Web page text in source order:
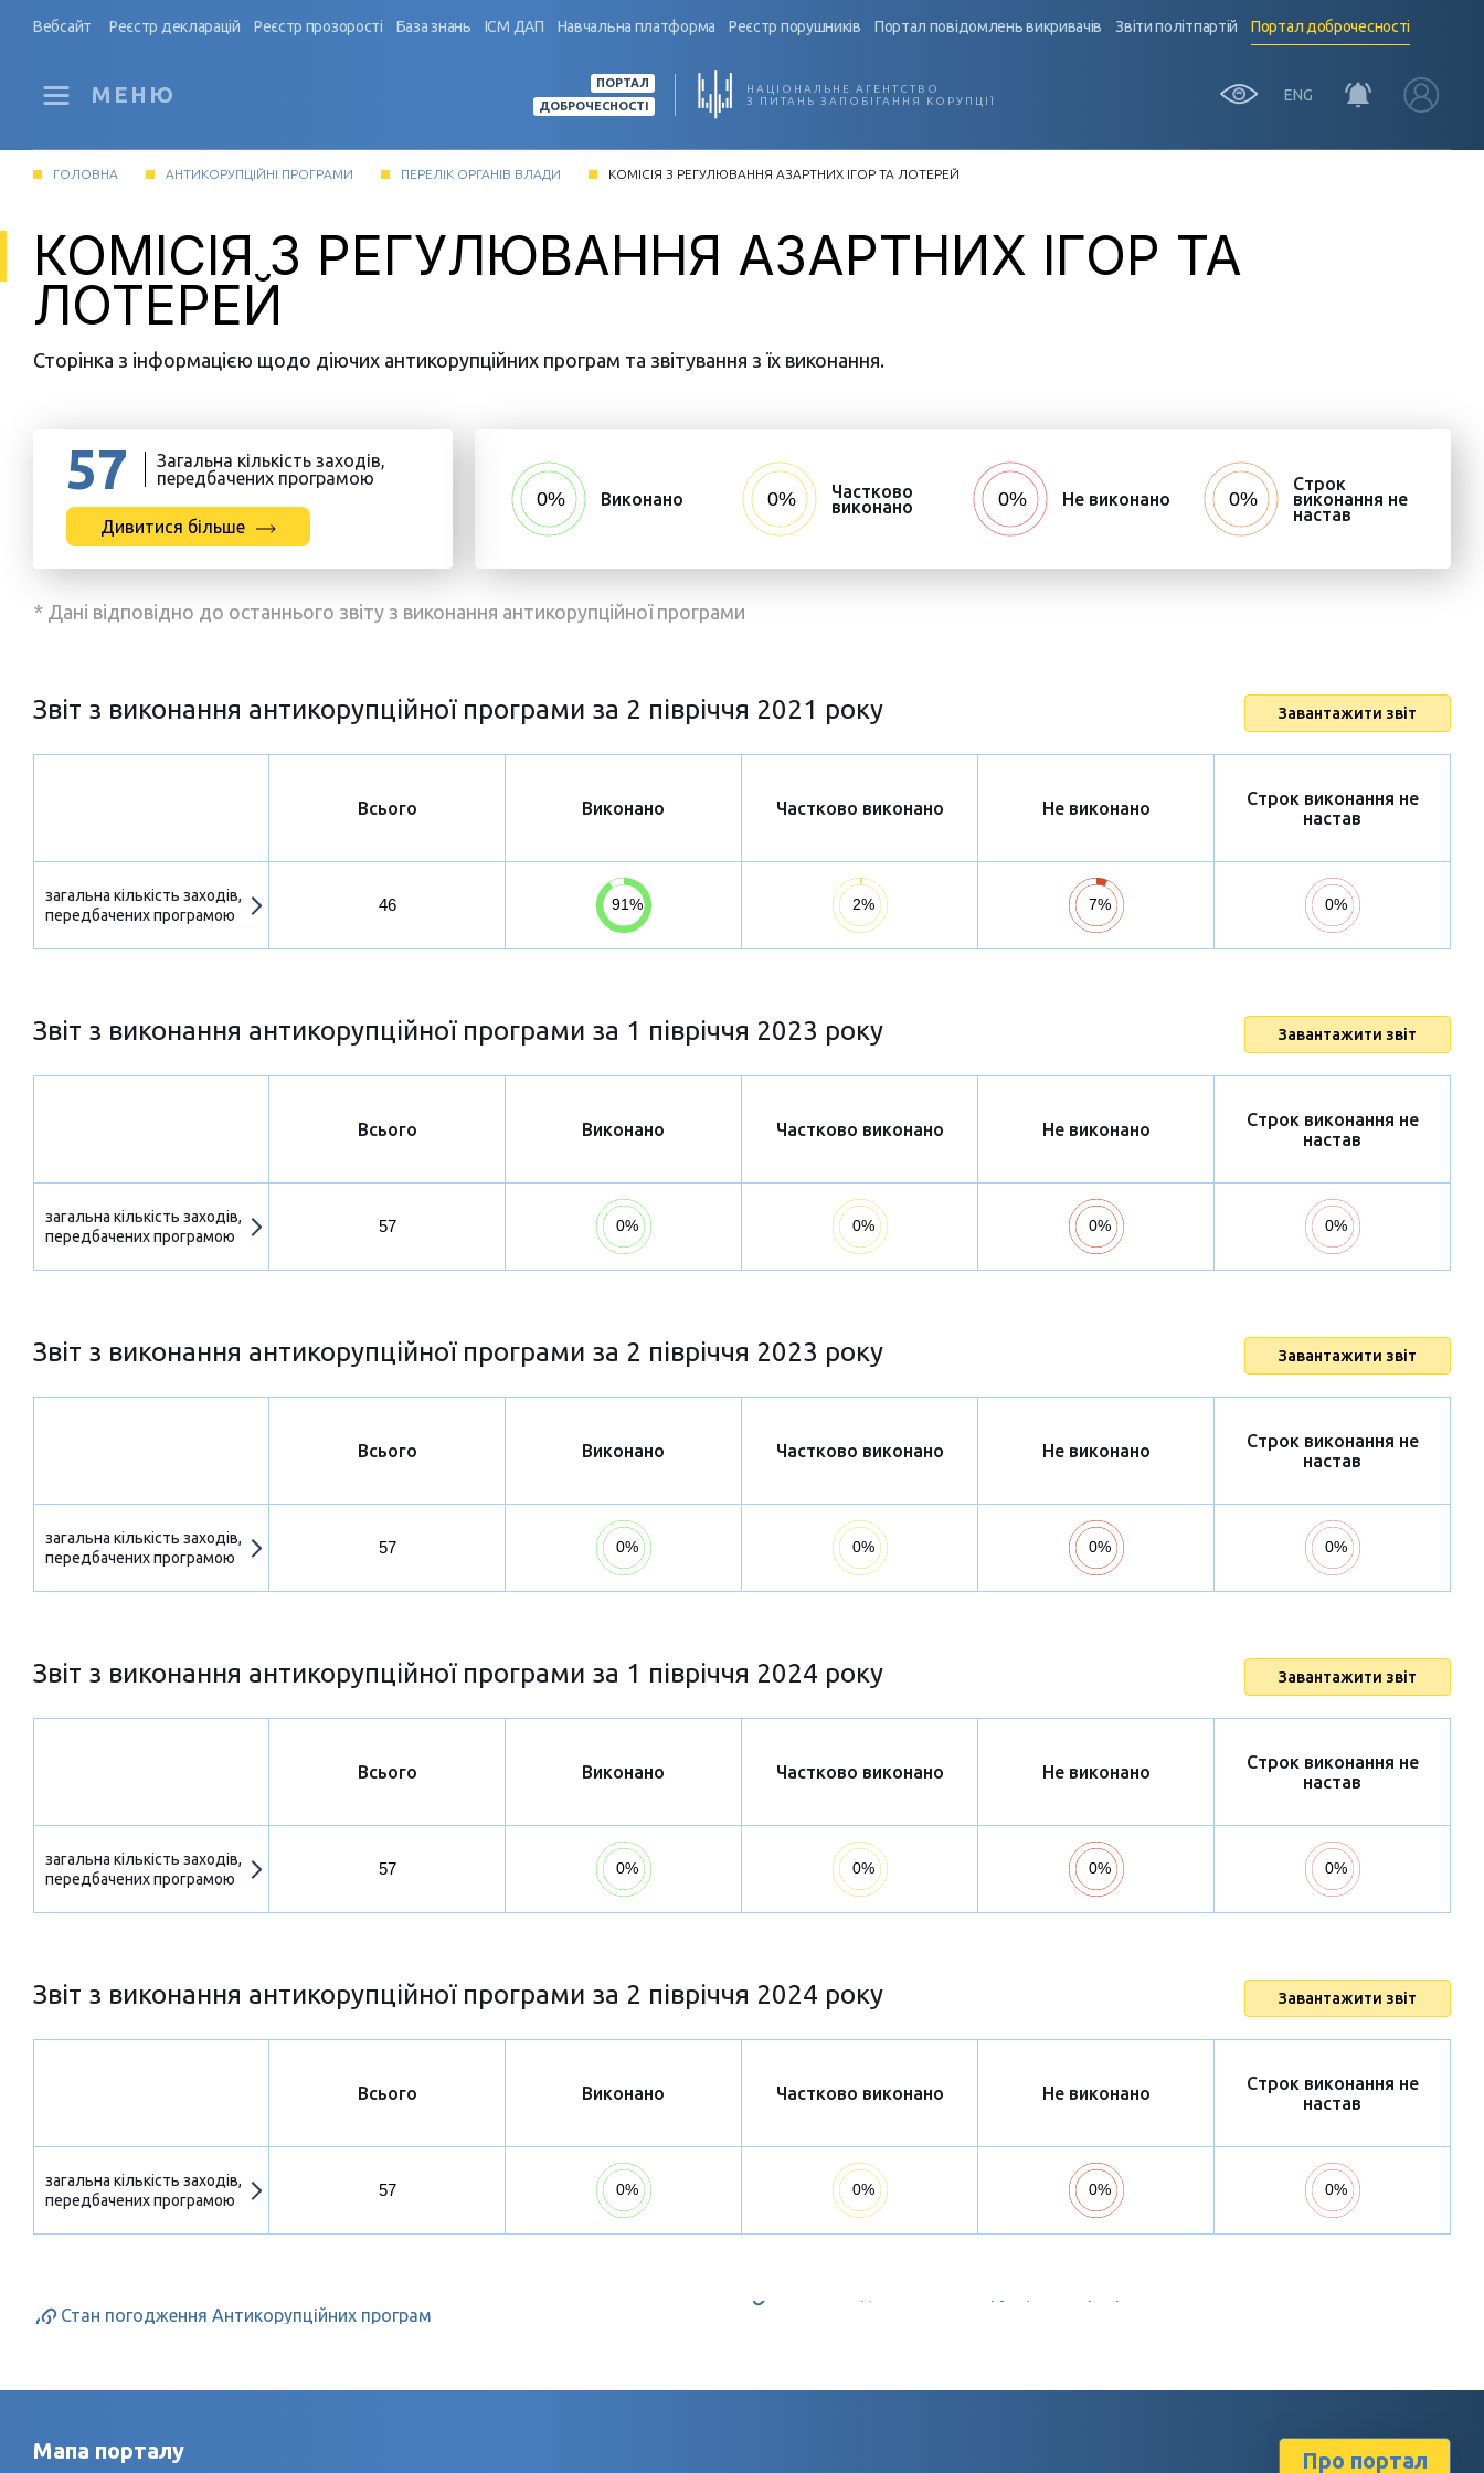
Вебсайт Реєстр декларацій Реєстр прозорості База знань ІСМ ДАП Навчальна платформа Реєстр порушників Портал повідомлень викривачів Звіти політпартій Портал доброчесності
МЕНЮ
ПОРТАЛ
ДОБРОЧЕСНОСТІ
НАЦІОНАЛЬНЕ АГЕНТСТВО
З ПИТАНЬ ЗАПОБІГАННЯ КОРУПЦІЇ
ENG
ГОЛОВНА АНТИКОРУПЦІЙНІ ПРОГРАМИ ПЕРЕЛІК ОРГАНІВ ВЛАДИ КОМІСІЯ З РЕГУЛЮВАННЯ АЗАРТНИХ ІГОР ТА ЛОТЕРЕЙ
КОМІСІЯ З РЕГУЛЮВАННЯ АЗАРТНИХ ІГОР ТА
ЛОТЕРЕЙ
Сторінка з інформацією щодо діючих антикорупційних програм та звітування з їх виконання.
57
Загальна кількість заходів,
передбачених програмою
Дивитися більше
Виконано Частково
виконано Не виконано
Строк
виконання не
настав
* Дані відповідно до останнього звіту з виконання антикорупційної програми
Звіт з виконання антикорупційної програми за 2 півріччя 2021 року Завантажити звіт
Всього Виконано Частково виконано Не виконано
Строк виконання не
настав
загальна кількість заходів,
передбачених програмою
46
Звіт з виконання антикорупційної програми за 1 півріччя 2023 року Завантажити звіт
Всього Виконано Частково виконано Не виконано
Строк виконання не
настав
загальна кількість заходів,
передбачених програмою
57
Звіт з виконання антикорупційної програми за 2 півріччя 2023 року Завантажити звіт
Всього Виконано Частково виконано Не виконано
Строк виконання не
настав
загальна кількість заходів,
передбачених програмою
57
Звіт з виконання антикорупційної програми за 1 півріччя 2024 року Завантажити звіт
Всього Виконано Частково виконано Не виконано
Строк виконання не
настав
загальна кількість заходів,
передбачених програмою
57
Звіт з виконання антикорупційної програми за 2 півріччя 2024 року Завантажити звіт
Всього Виконано Частково виконано Не виконано
Строк виконання не
настав
загальна кількість заходів,
передбачених програмою
57
Стан погодження Антикорупційних програм
Мапа порталу Про портал